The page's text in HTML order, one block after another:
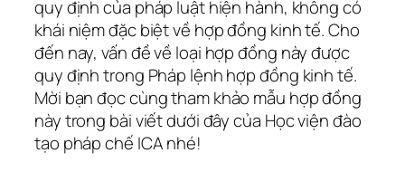
quy định của pháp luật hiện hành, không có
khái niệm đặc biệt về hợp đồng kinh tế. Cho
đến nay, vấn đề về loại hợp đồng này được
quy định trong Pháp lệnh hợp đồng kinh tế.
Mời bạn đọc cùng tham khảo mẫu hợp đồng
này trong bài viết dưới đây của Học viện đào
tạo pháp chế ICA nhé!